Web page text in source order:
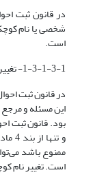
در قانون ثبت
شخصی یا نام
است.
1-3-1-3-1- تغییر نام کوچک
این مسئله و
ممنوع باشد
است. تغییر نام